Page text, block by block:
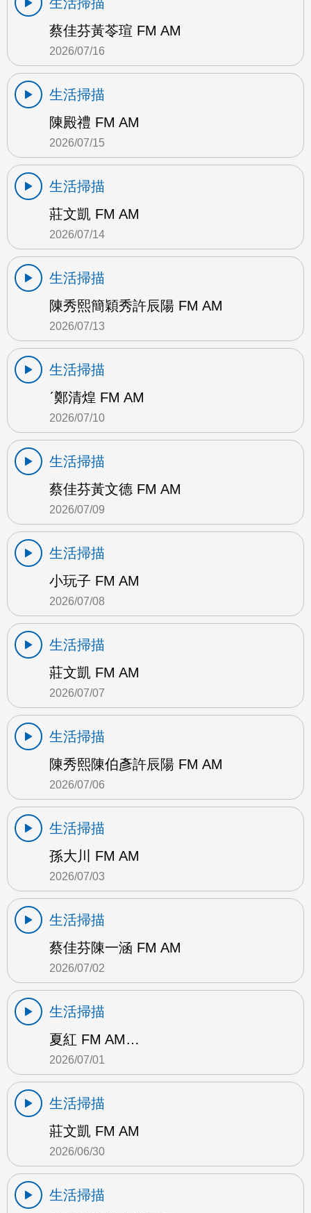
蔡佳芬黃苓瑄 FM AM
2026/07/16
生活掃描
陳殿禮 FM AM
2026/07/15
生活掃描
莊文凱 FM AM
2026/07/14
生活掃描
陳秀熙簡穎秀許辰陽 FM AM
2026/07/13
生活掃描
ˊ鄭清煌 FM AM
2026/07/10
生活掃描
蔡佳芬黃文德 FM AM
2026/07/09
生活掃描
小玩子 FM AM
2026/07/08
生活掃描
莊文凱 FM AM
2026/07/07
生活掃描
陳秀熙陳伯彥許辰陽 FM AM
2026/07/06
生活掃描
孫大川 FM AM
2026/07/03
生活掃描
蔡佳芬陳一涵 FM AM
2026/07/02
生活掃描
夏紅 FM AM…
2026/07/01
生活掃描
莊文凱 FM AM
2026/06/30
生活掃描